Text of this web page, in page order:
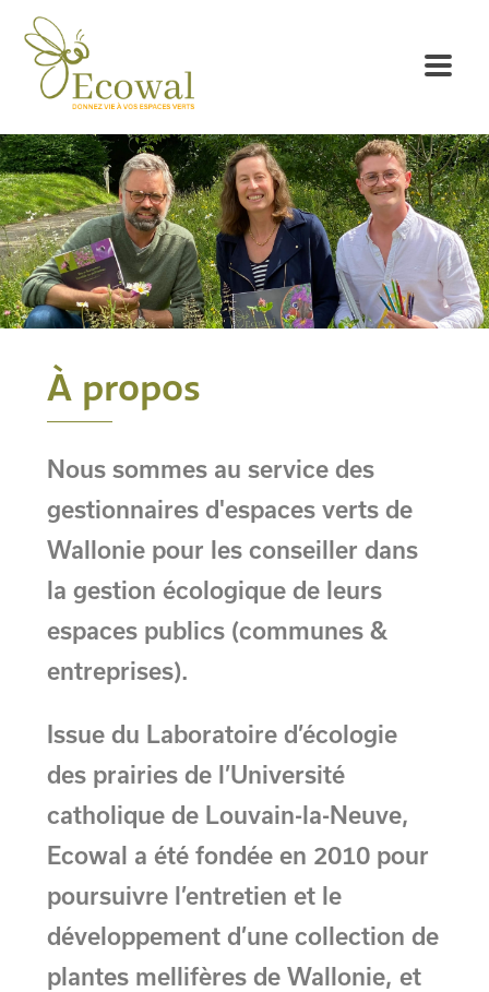
À propos
Nous sommes au service des
gestionnaires d'espaces verts de
Wallonie pour les conseiller dans
la gestion écologique de leurs
espaces publics (communes &
entreprises).
Issue du Laboratoire d’écologie
des prairies de l’Université
catholique de Louvain-la-Neuve,
Ecowal a été fondée en 2010 pour
poursuivre l’entretien et le
développement d’une collection de
plantes mellifères de Wallonie, et